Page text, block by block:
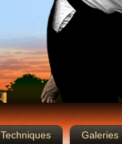
Techniques Galeries